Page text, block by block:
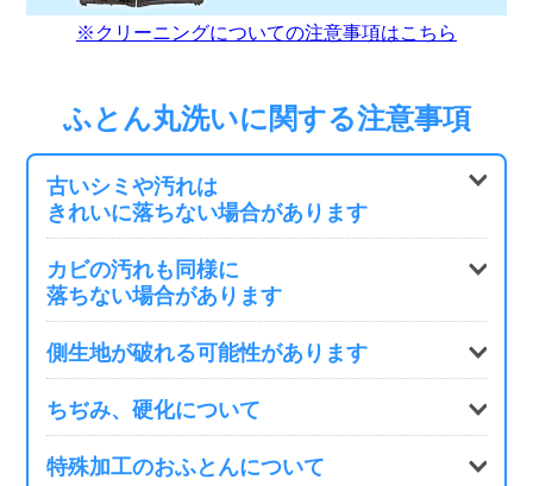
※クリーニングについての注意事項はこちら
ふとん丸洗いに関する注意事項
古いシミや汚れは
きれいに落ちない場合があります
カビの汚れも同様に
落ちない場合があります
側生地が破れる可能性があります
ちぢみ、硬化について
特殊加工のおふとんについて